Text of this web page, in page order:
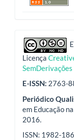
Licença
E-ISSN: 2763-
Periódico
em Educação
2016.
ISSN: 1982-